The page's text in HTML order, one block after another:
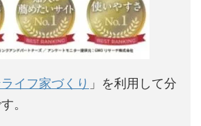
イフ家づくり 」を利用して分
。